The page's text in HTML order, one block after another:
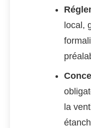
local,
la